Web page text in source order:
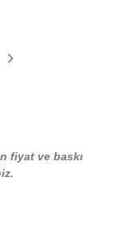
fiyat ve baskı